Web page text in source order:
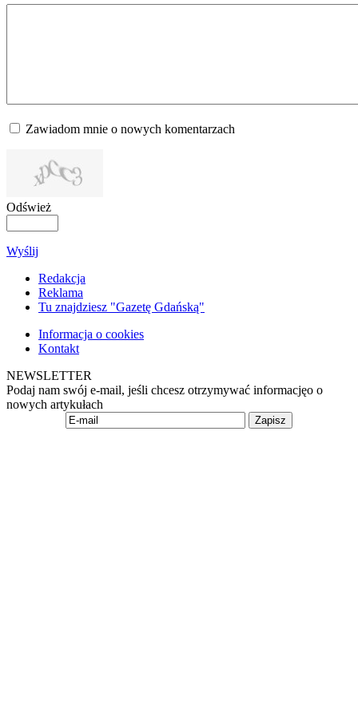
Zawiadom mnie o nowych komentarzach
Odśwież
Wyślij
Redakcja
Reklama
Tu znajdziesz "Gazetę Gdańską"
Informacja o cookies
Kontakt
NEWSLETTER
Podaj nam swój e-mail, jeśli chcesz otrzymywać informacjęo o
nowych artykułach
Zapisz